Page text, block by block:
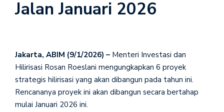
Jalan Januari 2026
Jakarta, ABIM (9/1/2026) – Menteri Investasi dan
Hilirisasi Rosan Roeslani mengungkapkan 6 proyek
strategis hilirisasi yang akan dibangun pada tahun ini.
Rencananya proyek ini akan dibangun secara bertahap
mulai Januari 2026 ini.